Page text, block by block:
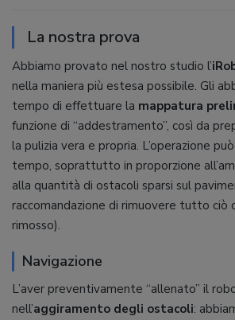
La nostra prova
Abbiamo provato nel nostro studio l’
nella maniera più estesa possibile. Gli
tempo di effettuare la mappatura
funzione di “addestramento”, così da
la pulizia vera e propria. L’operazione
tempo, soprattutto in proporzione
alla quantità di ostacoli sparsi sul
raccomandazione di rimuovere tutto ciò
rimosso).
Navigazione
L’aver preventivamente “allenato” il
nell’aggiramento degli ostacoli: